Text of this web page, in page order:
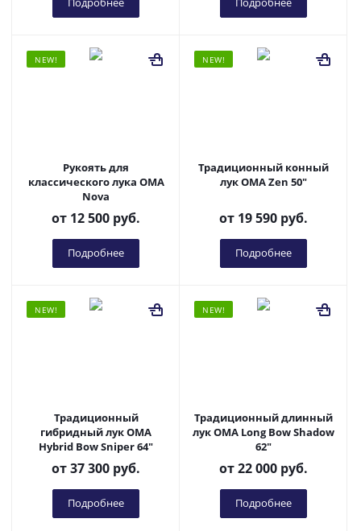
NEW!
Рукоять для
классического лука OMA
Nova
от 12 500 руб.
Подробнее
NEW!
Традиционный конный
лук OMA Zen 50"
от 19 590 руб.
Подробнее
NEW!
Традиционный
гибридный лук OMA
Hybrid Bow Sniper 64"
от37 300 руб.
Подробнее
NEW!
Традиционный длинный
лук OMA Long Bow Shadow
62"
от22 000 руб.
Подробнее